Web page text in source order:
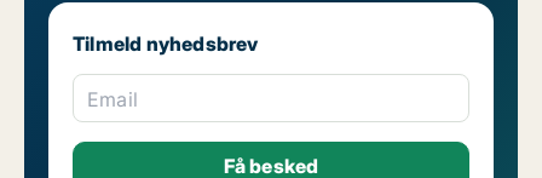
Tilmeld nyhedsbrev
Email